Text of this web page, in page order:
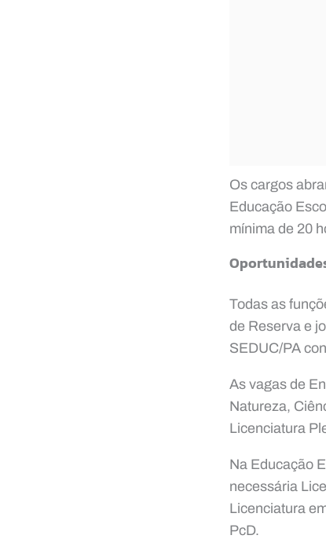
Os cargos
Educação
mínima de 20
Todas as
de Reserva e
SEDUC/PA
As vagas de
Natureza,
Licenciatura
Na Educação
necessária
Licenciatura
PcD.